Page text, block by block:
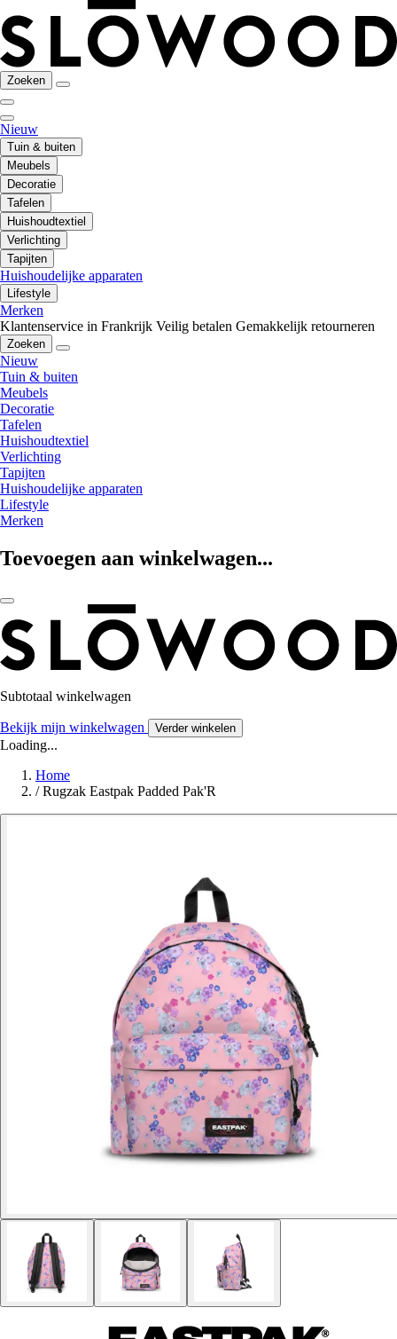
Zoeken
Nieuw
Tuin & buiten
Meubels
Decoratie
Tafelen
Huishoudtextiel
Verlichting
Tapijten
Huishoudelijke apparaten
Lifestyle
Merken
Klantenservice in Frankrijk Veilig betalen Gemakkelijk retourneren
Zoeken
Nieuw
Tuin & buiten
Meubels
Decoratie
Tafelen
Huishoudtextiel
Verlichting
Tapijten
Huishoudelijke apparaten
Lifestyle
Merken
Toevoegen aan winkelwagen...
Subtotaal winkelwagen
Bekijk mijn winkelwagen Verder winkelen
Loading...
Home
/ Rugzak Eastpak Padded Pak'R